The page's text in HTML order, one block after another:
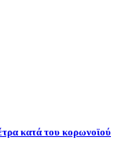
κατά του κορωνοϊού